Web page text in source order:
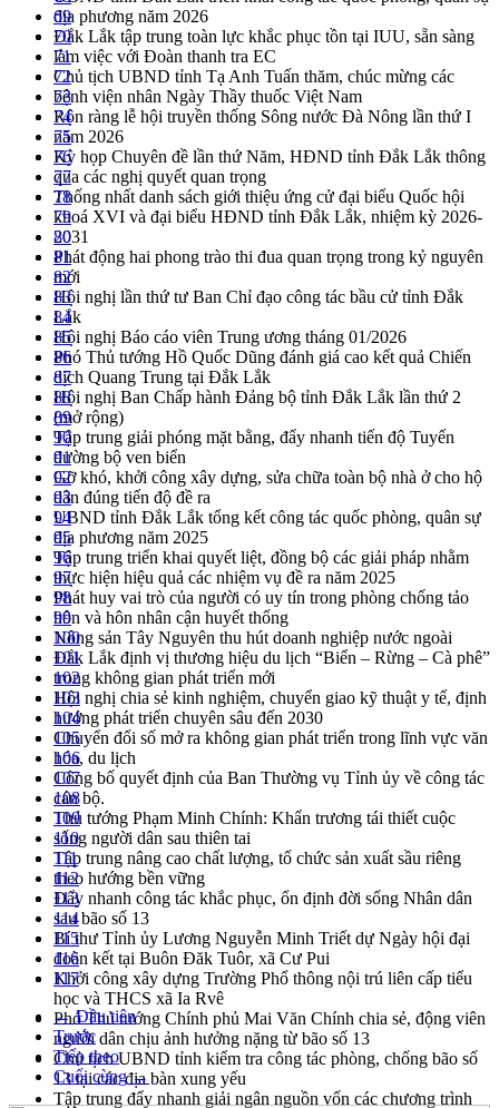
địa phương năm 2026
Đắk Lắk tập trung toàn lực khắc phục tồn tại IUU, sẵn sàng
làm việc với Đoàn thanh tra EC
Chủ tịch UBND tỉnh Tạ Anh Tuấn thăm, chúc mừng các
bệnh viện nhân Ngày Thầy thuốc Việt Nam
Rộn ràng lễ hội truyền thống Sông nước Đà Nông lần thứ I
năm 2026
Kỳ họp Chuyên đề lần thứ Năm, HĐND tỉnh Đắk Lắk thông
qua các nghị quyết quan trọng
Thống nhất danh sách giới thiệu ứng cử đại biểu Quốc hội
khoá XVI và đại biểu HĐND tỉnh Đắk Lắk, nhiệm kỳ 2026-
2031
Phát động hai phong trào thi đua quan trọng trong kỷ nguyên
mới
Hội nghị lần thứ tư Ban Chỉ đạo công tác bầu cử tỉnh Đắk
Lắk
Hội nghị Báo cáo viên Trung ương tháng 01/2026
Phó Thủ tướng Hồ Quốc Dũng đánh giá cao kết quả Chiến
dịch Quang Trung tại Đắk Lắk
Hội nghị Ban Chấp hành Đảng bộ tỉnh Đắk Lắk lần thứ 2
(mở rộng)
Tập trung giải phóng mặt bằng, đẩy nhanh tiến độ Tuyến
đường bộ ven biển
Gỡ khó, khởi công xây dựng, sửa chữa toàn bộ nhà ở cho hộ
dân đúng tiến độ đề ra
UBND tỉnh Đắk Lắk tổng kết công tác quốc phòng, quân sự
địa phương năm 2025
Tập trung triển khai quyết liệt, đồng bộ các giải pháp nhằm
thực hiện hiệu quả các nhiệm vụ đề ra năm 2025
Phát huy vai trò của người có uy tín trong phòng chống tảo
hôn và hôn nhân cận huyết thống
Nông sản Tây Nguyên thu hút doanh nghiệp nước ngoài
Đắk Lắk định vị thương hiệu du lịch “Biển – Rừng – Cà phê”
trong không gian phát triển mới
Hội nghị chia sẻ kinh nghiệm, chuyển giao kỹ thuật y tế, định
hướng phát triển chuyên sâu đến 2030
Chuyển đổi số mở ra không gian phát triển trong lĩnh vực văn
hóa, du lịch
Công bố quyết định của Ban Thường vụ Tỉnh ủy về công tác
cán bộ.
Thủ tướng Phạm Minh Chính: Khẩn trương tái thiết cuộc
sống người dân sau thiên tai
Tập trung nâng cao chất lượng, tổ chức sản xuất sầu riêng
theo hướng bền vững
Đẩy nhanh công tác khắc phục, ổn định đời sống Nhân dân
sau bão số 13
Bí thư Tỉnh ủy Lương Nguyễn Minh Triết dự Ngày hội đại
đoàn kết tại Buôn Đăk Tuôr, xã Cư Pui
Khởi công xây dựng Trường Phổ thông nội trú liên cấp tiểu
học và THCS xã Ia Rvê
Phó Thủ tướng Chính phủ Mai Văn Chính chia sẻ, động viên
người dân chịu ảnh hưởng nặng từ bão số 13
Chủ tịch UBND tỉnh kiểm tra công tác phòng, chống bão số
13 tại các địa bàn xung yếu
Tập trung đẩy nhanh giải ngân nguồn vốn các chương trình
69
70
71
72
73
74
75
76
77
78
79
80
81
82
83
84
85
86
87
88
89
90
91
92
93
94
95
96
97
98
99
100
101
102
103
104
105
106
107
108
109
110
111
112
113
114
115
116
117
← Đầu tiên
Trước
Tiếp theo
Cuối cùng →